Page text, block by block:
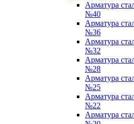
Арматура
№40
Арматура
№36
Арматура
№32
Арматура
№28
Арматура
№25
Арматура
№22
Арматура